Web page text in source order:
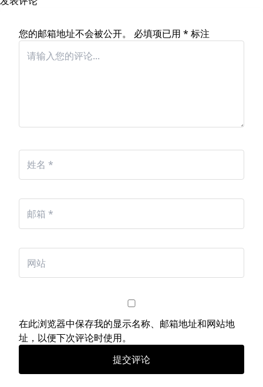
您的邮箱地址不会被公开。 必填项已用 * 标注
在此浏览器中保存我的显示名称、邮箱地址和网站地
址，以便下次评论时使用。